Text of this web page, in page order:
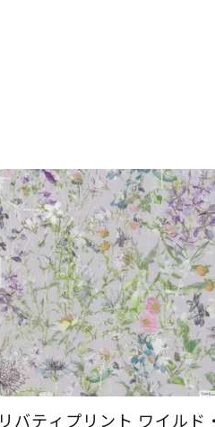
リバティプリント ワイルド・